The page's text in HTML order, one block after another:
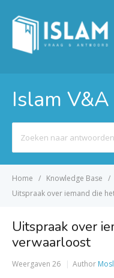
Islam V&A
For
Home Knowledge Base
Uitspraak over iemand die
Uitspraak over
verwaarloost
Weergaven 26 Author